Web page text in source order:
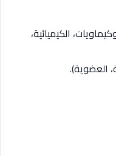
الكيميائية،
العضوية).